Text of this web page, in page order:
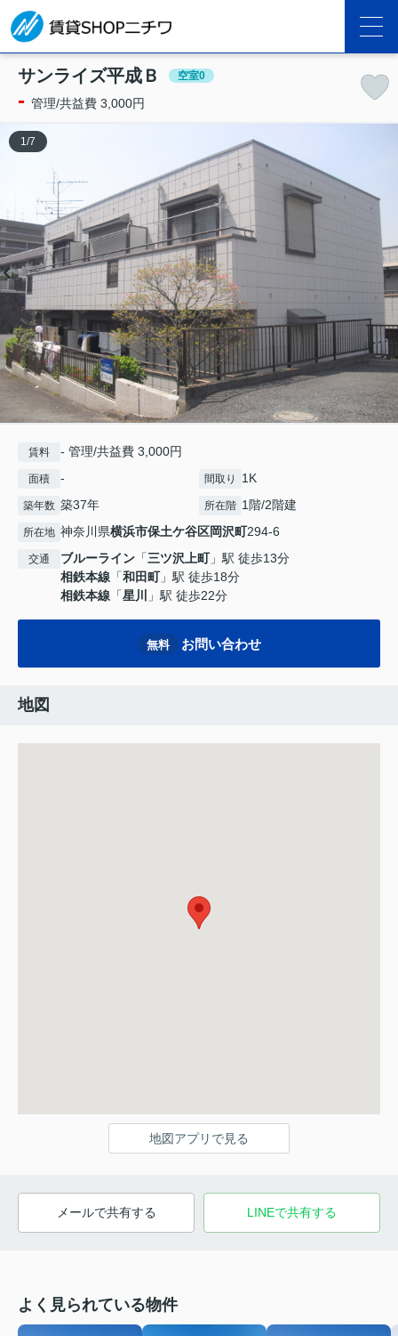
サンライズ平成Ｂ 空室0
- 管理/共益費 3,000円
1 /7
賃料 - 管理/共益費 3,000円
面積 - 間取り 1K
築年数 築37年 所在階 1階/2階建
所在地 神奈川県横浜市保土ケ谷区岡沢町294-6
交通 ブルーライン 「三ツ沢上町」駅 徒歩13分
相鉄本線 「和田町」駅 徒歩18分
相鉄本線 「星川 」駅 徒歩22分
無料 お問い合わせ
地図
地図アプリで見る
メールで共有する LINEで共有する
よく見られている物件